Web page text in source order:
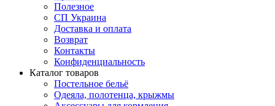
Полезное
СП Украина
Доставка и оплата
Возврат
Контакты
Конфиденциальность
Каталог товаров
Постельное бельё
Одеяла, полотенца, крыжмы